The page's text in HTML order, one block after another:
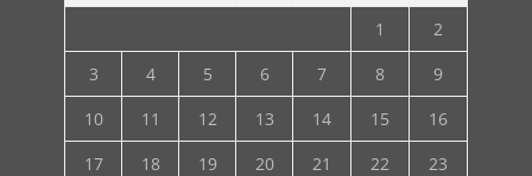
1
2
3
4 5 6 7 8
9
10
11 12 13 14 15
16
17
18 19 20 21 22
23